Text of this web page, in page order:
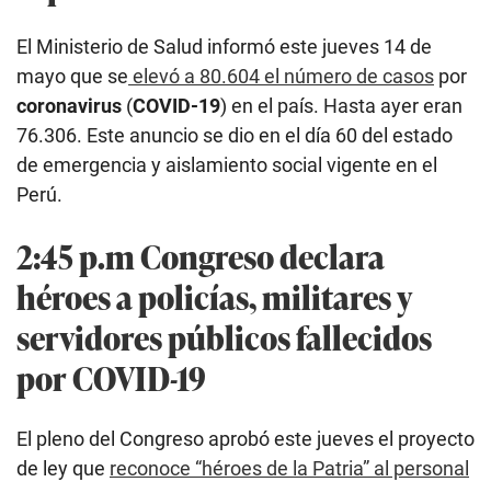
El Ministerio de Salud informó este jueves 14 de
mayo que se elevó a 80.604 el número de casos por
coronavirus (COVID-19) en el país. Hasta ayer eran
76.306. Este anuncio se dio en el día 60 del estado
de emergencia y aislamiento social vigente en el
Perú.
2:45 p.m Congreso declara
héroes a policías, militares y
servidores públicos fallecidos
por COVID-19
El pleno del Congreso aprobó este jueves el proyecto
de ley que reconoce “héroes de la Patria” al personal